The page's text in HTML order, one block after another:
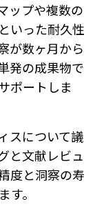
ップや複数の
いった耐久性
が数ヶ月から
発の成果物で
ポートしま
スについて議
と文献レビュ
度と洞察の寿
す。